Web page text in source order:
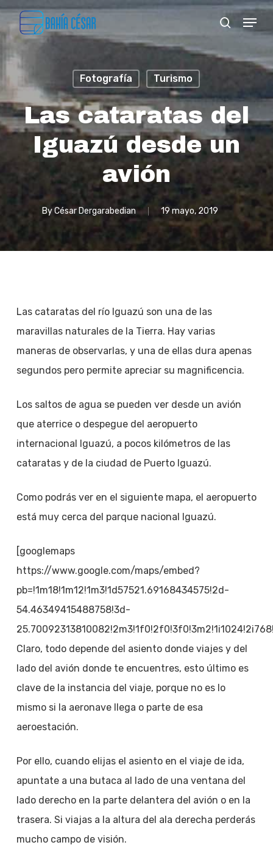
Skip
to
content
search
Menu
Fotografía Turismo
Las cataratas del
Iguazú desde un
avión
By César Dergarabedian 19 mayo, 2019
Las cataratas del río Iguazú son una de las
maravillas naturales de la Tierra. Hay varias
maneras de observarlas, y una de ellas dura apenas
segundos pero permite apreciar su magnificencia.
Los saltos de agua se pueden ver desde un avión
que aterrice o despegue del aeropuerto
internacional Iguazú, a pocos kilómetros de las
cataratas y de la ciudad de Puerto Iguazú.
Como podrás ver en el siguiente mapa, el aeropuerto
está muy cerca del parque nacional Iguazú.
[googlemaps
https://www.google.com/maps/embed?
pb=!1m18!1m12!1m3!1d57521.69168434575!2d-
54.46349415488758!3d-
Claro, todo depende del asiento donde viajes y del
lado del avión donde te encuentres, esto último es
clave de la instancia del viaje, porque no es lo
mismo si la aeronave llega o parte de esa
aeroestación.
Por ello, cuando elijas el asiento en el viaje de ida,
apuntate a una butaca al lado de una ventana del
lado derecho en la parte delantera del avión o en la
trasera. Si viajas a la altura del ala derecha perderás
mucho campo de visión.
Menu